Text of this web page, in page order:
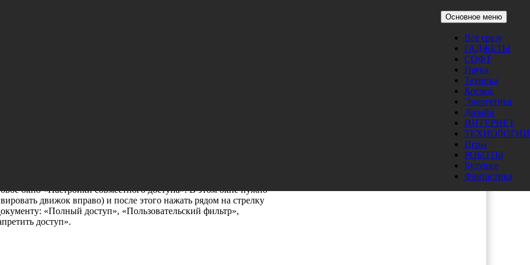
Основное меню
Все сразу
ГАДЖЕТЫ
СОФТ
Наука
Техника
Космос
Энергетика
Дизайн
ИНТЕРНЕТ
ТЕХНОЛОГИИ
Игры
РОБОТЫ
Будущее
Фантастика
окно «Настройки совместного доступа». В этом окне нужно
движок вправо) и после этого нажать рядом на стрелку
«Полный доступ», «Пользовательский фильтр»,
доступ».